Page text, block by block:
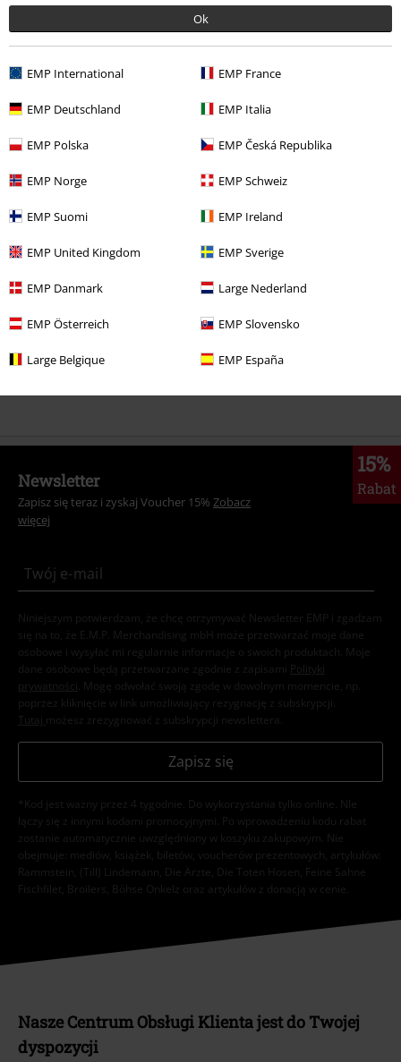
Ok
EMP International EMP France
EMP Deutschland EMP Italia
EMP Polska EMP Česká Republika
EMP Norge EMP Schweiz
EMP Suomi EMP Ireland
EMP United Kingdom EMP Sverige
EMP Danmark Large Nederland
EMP Österreich EMP Slovensko
Large Belgique EMP España
109.90 zł
Więcej kategorii. Więcej możliwości.
Odzież & akcesoria Koszulki
Motywy Merch-zespolow
Mężczyźni Koszulki & topy
Zespoły Nu Metal
15%
Rabat
Newsletter
Zapisz się teraz i zyskaj Voucher 15% Zobacz
więcej
Niniejszym potwierdzam, że chcę otrzymywać Newsletter EMP i zgadzam
się na to, że E.M.P. Merchandising mbH może przetwarzać moje dane
osobowe i wysyłać mi regularnie informacje o swoich produktach. Moje
dane osobowe będą przetwarzane zgodnie z zapisami
Polityki
prywatności . Mogę odwołać swoją zgodę w dowolnym momencie, np.
poprzez kliknięcie w link umożliwiający rezygnację z subskrypcji.
Tutaj możesz zrezygnować z subskrypcji newslettera.
Zapisz się
*Kod jest ważny przez 4 tygodnie. Do wykorzystania tylko online. NIe
łączy się z innymi kodami promocyjnymi. Po wprowadzeniu kodu rabat
zostanie automatycznie uwzględniony w koszyku zakupowym. Nie
obejmuje: mediów, książek, biletów, voucherów prezentowych, artykułów:
Rammstein, (Till) Lindemann, Die Ärzte, Die Toten Hosen, Feine Sahne
Fischfilet, Broilers, Böhse Onkelz oraz artykułów z donacją w cenie.
Nasze Centrum Obsługi Klienta jest do Twojej
dyspozycji